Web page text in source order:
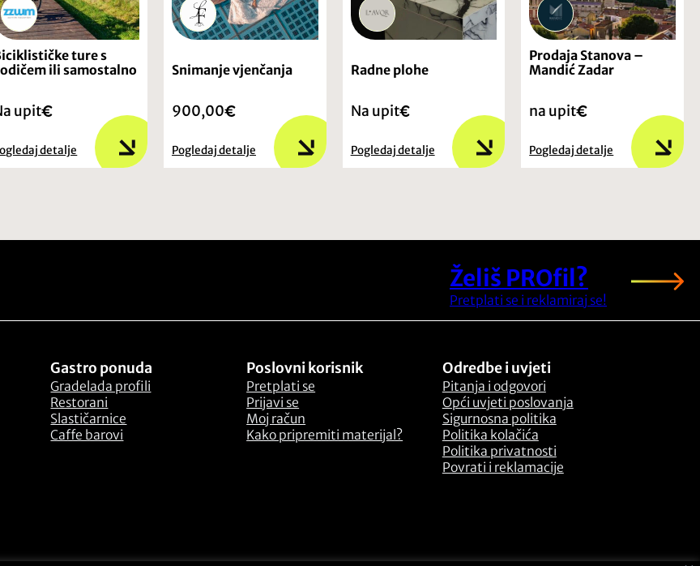
ture s
ili samostalno
upit
detalje
Snimanje vjenčanja
900,00
Pogledaj detalje
Radne plohe
Na upit
Pogledaj detalje
Prodaja Stanova –
Mandić Zadar
na upit
Pogledaj detalje
Želiš PROfil?
Pretplati se i reklamiraj se!
Gastro ponuda
Gradelada profili
Restorani
Slastičarnice
Caffe barovi
Poslovni korisnik
Pretplati se
Prijavi se
Moj račun
Kako pripremiti materijal?
Odredbe i uvjeti
Pitanja i odgovori
Opći uvjeti poslovanja
Sigurnosna politika
Politika kolačića
Politika privatnosti
Povrati i reklamacije